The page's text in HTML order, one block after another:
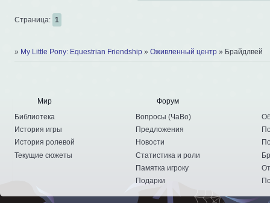
Страница: 1
» My Little Pony: Equestrian Friendship » Оживленный центр » Брайдлвей
Мир
Библиотека
История игры
История ролевой
Текущие сюжеты
Форум
Вопросы (ЧаВо)
Предложения
Новости
Статистика и роли
Памятка игроку
Подарки